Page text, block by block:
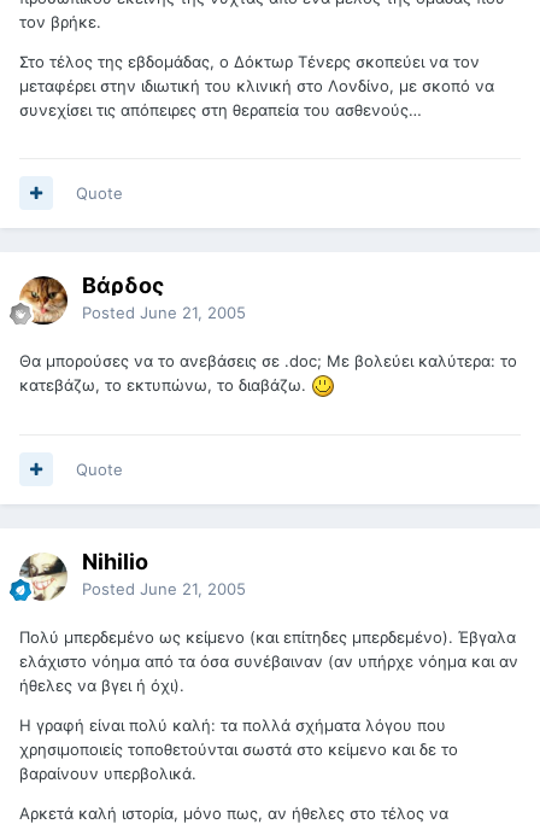
τον βρήκε.
Στο τέλος της εβδομάδας, ο Δόκτωρ Τένερς σκοπεύει να τον
μεταφέρει στην ιδιωτική του κλινική στο Λονδίνο, με σκοπό να
συνεχίσει τις απόπειρες στη θεραπεία του ασθενούς…
Quote
Βάρδος
Posted June 21, 2005
Θα μπορούσες να το ανεβάσεις σε .doc; Με βολεύει καλύτερα: το
κατεβάζω, το εκτυπώνω, το διαβάζω.
Quote
Nihilio
Posted June 21, 2005
Πολύ μπερδεμένο ως κείμενο (και επίτηδες μπερδεμένο). Έβγαλα
ελάχιστο νόημα από τα όσα συνέβαιναν (αν υπήρχε νόημα και αν
ήθελες να βγει ή όχι).
Η γραφή είναι πολύ καλή: τα πολλά σχήματα λόγου που
χρησιμοποιείς τοποθετούνται σωστά στο κείμενο και δε το
βαραίνουν υπερβολικά.
Αρκετά καλή ιστορία, μόνο πως, αν ήθελες στο τέλος να